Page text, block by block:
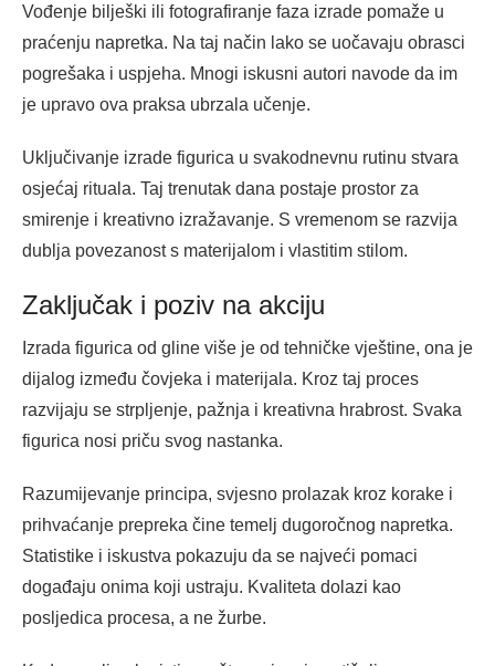
Vođenje bilješki ili fotografiranje faza izrade pomaže u
praćenju napretka. Na taj način lako se uočavaju obrasci
pogrešaka i uspjeha. Mnogi iskusni autori navode da im
je upravo ova praksa ubrzala učenje.
Uključivanje izrade figurica u svakodnevnu rutinu stvara
osjećaj rituala. Taj trenutak dana postaje prostor za
smirenje i kreativno izražavanje. S vremenom se razvija
dublja povezanost s materijalom i vlastitim stilom.
Zaključak i poziv na akciju
Izrada figurica od gline više je od tehničke vještine, ona je
dijalog između čovjeka i materijala. Kroz taj proces
razvijaju se strpljenje, pažnja i kreativna hrabrost. Svaka
figurica nosi priču svog nastanka.
Razumijevanje principa, svjesno prolazak kroz korake i
prihvaćanje prepreka čine temelj dugoročnog napretka.
Statistike i iskustva pokazuju da se najveći pomaci
događaju onima koji ustraju. Kvaliteta dolazi kao
posljedica procesa, a ne žurbe.